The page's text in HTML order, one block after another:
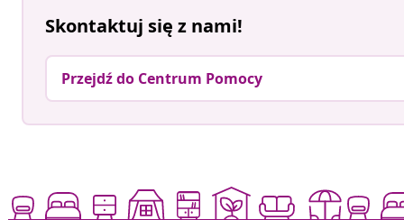
Skontaktuj się z nami!
Przejdź do Centrum Pomocy